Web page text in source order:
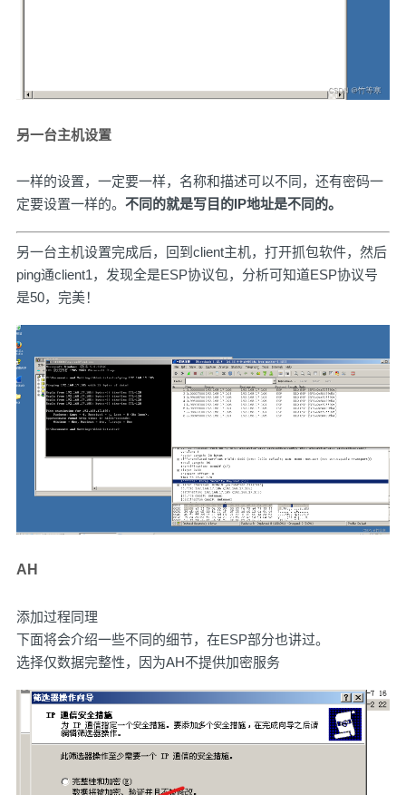
另一台主机设置
一样的设置，一定要一样，名称和描述可以不同，还有密码一
定要设置一样的。 不同的就是写目的IP地址是不同的。
另一台主机设置完成后，回到client主机，打开抓包软件，然后
ping通client1，发现全是ESP协议包，分析可知道ESP协议号
是50，完美！
AH
添加过程同理
下面将会介绍一些不同的细节，在ESP部分也讲过。
选择仅数据完整性，因为AH不提供加密服务